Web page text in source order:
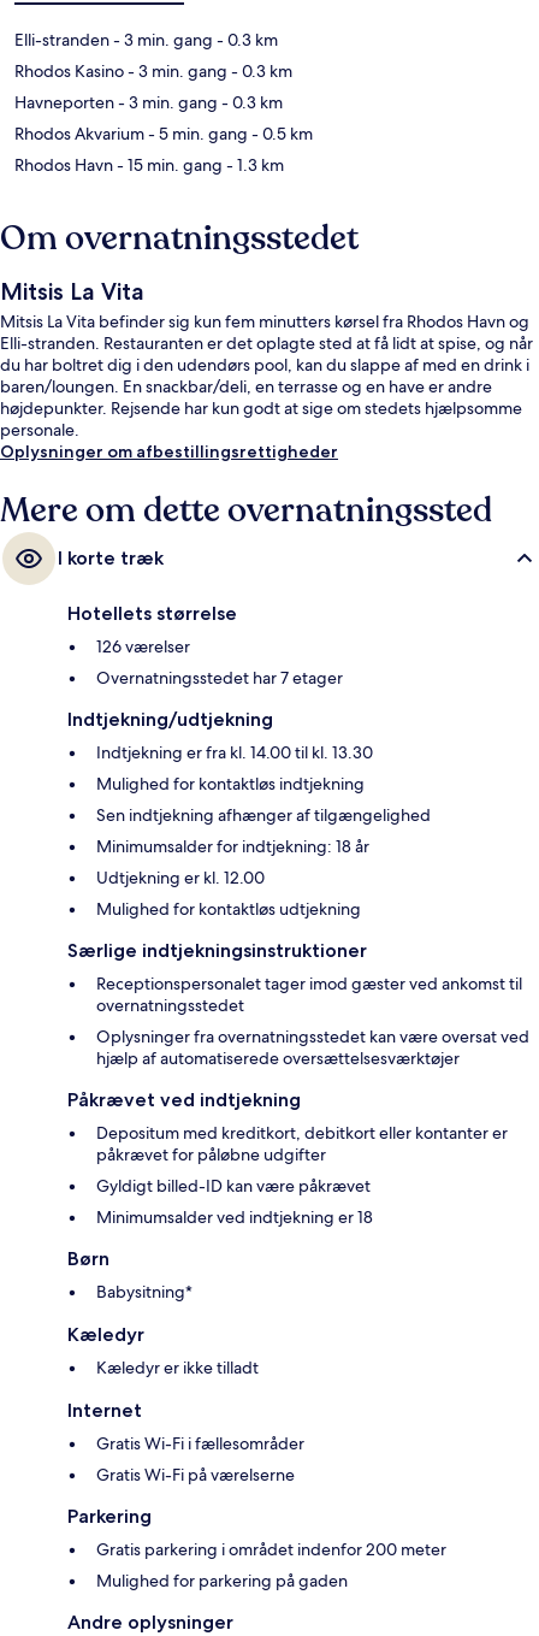
Elli-stranden- 3 min. gang - 0.3 km
Rhodos Kasino- 3 min. gang - 0.3 km
Havneporten- 3 min. gang - 0.3 km
Rhodos Akvarium- 5 min. gang - 0.5 km
Rhodos Havn- 15 min. gang - 1.3 km
Om overnatningsstedet
Mitsis La Vita
Mitsis La Vita befinder sig kun fem minutters kørsel fra Rhodos Havn og
Elli-stranden. Restauranten er det oplagte sted at få lidt at spise, og når
du har boltret dig i den udendørs pool, kan du slappe af med en drink i
baren/loungen. En snackbar/deli, en terrasse og en have er andre
højdepunkter. Rejsende har kun godt at sige om stedets hjælpsomme
personale.
Oplysninger om afbestillingsrettigheder
Mere om dette overnatningssted
I korte træk
Hotellets størrelse
126 værelser
Overnatningsstedet har 7 etager
Indtjekning/udtjekning
Indtjekning er fra kl. 14.00 til kl. 13.30
Mulighed for kontaktløs indtjekning
Sen indtjekning afhænger af tilgængelighed
Minimumsalder for indtjekning: 18 år
Udtjekning er kl. 12.00
Mulighed for kontaktløs udtjekning
Særlige indtjekningsinstruktioner
Receptionspersonalet tager imod gæster ved ankomst til
overnatningsstedet
Oplysninger fra overnatningsstedet kan være oversat ved
hjælp af automatiserede oversættelsesværktøjer
Påkrævet ved indtjekning
Depositum med kreditkort, debitkort eller kontanter er
påkrævet for påløbne udgifter
Gyldigt billed-ID kan være påkrævet
Minimumsalder ved indtjekning er 18
Børn
Babysitning*
Kæledyr
Kæledyr er ikke tilladt
Internet
Gratis Wi-Fi i fællesområder
Gratis Wi-Fi på værelserne
Parkering
Gratis parkering i området indenfor 200 meter
Mulighed for parkering på gaden
Andre oplysninger